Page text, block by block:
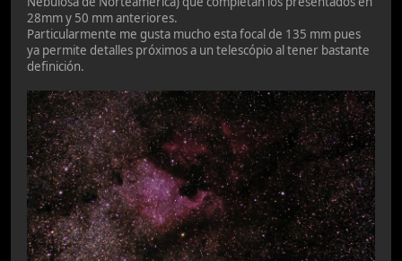
28mm y 50 mm anteriores.
Particularmente me gusta mucho esta focal de 135 mm pues
ya permite detalles próximos a un telescópio al tener bastante
definición.